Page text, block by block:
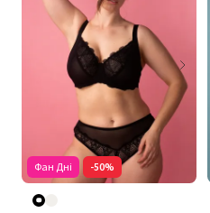
Фан Дні -50%